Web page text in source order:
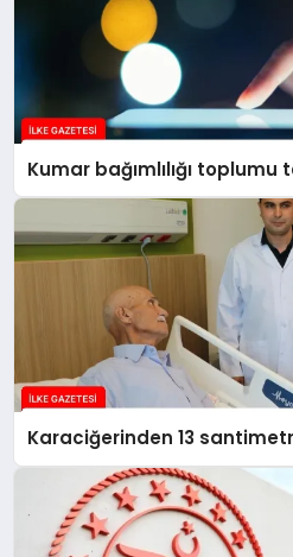
Kumar bağımlılığı
Karaciğerinden 13